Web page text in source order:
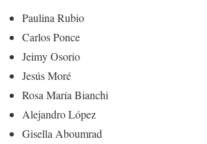
Paulina Rubio
Carlos Ponce
Jeimy Osorio
Jesús Moré
Rosa María Bianchi
Alejandro López
Gisella Aboumrad